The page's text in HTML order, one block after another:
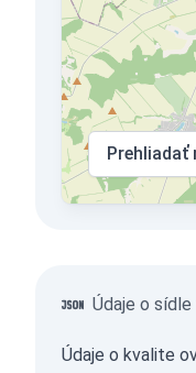
Prehliadať
Údaje o
Údaje o kvalite